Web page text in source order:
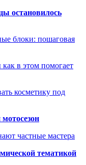
остановилось
блоки: пошаговая
в этом помогает
косметику под
частные мастера
тематикой